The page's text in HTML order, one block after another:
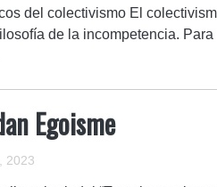
del colectivismo El
de la incompetencia.
Egoisme
2023